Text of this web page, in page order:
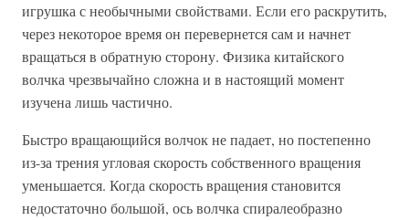
игрушка с необычными свойствами. Если его раскрутить,
через некоторое время он перевернется сам и начнет
вращаться в обратную сторону. Физика китайского
волчка чрезвычайно сложна и в настоящий момент
изучена лишь частично.
Быстро вращающийся волчок не падает, но постепенно
из-за трения угловая скорость собственного вращения
уменьшается. Когда скорость вращения становится
недостаточно большой, ось волчка спиралеобразно